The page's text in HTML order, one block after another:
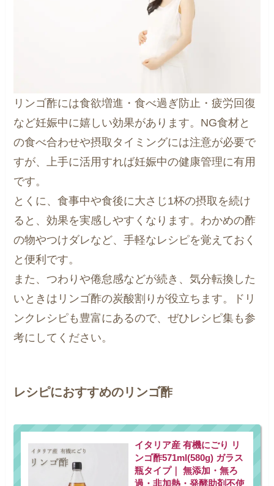
リンゴ酢には食欲増進・食べ過ぎ防止・疲労回復
など妊娠中に嬉しい効果があります。NG食材と
の食べ合わせや摂取タイミングには注意が必要で
すが、上手に活用すれば妊娠中の健康管理に有用
です。
とくに、食事中や食後に大さじ1杯の摂取を続け
ると、効果を実感しやすくなります。わかめの酢
の物やつけダレなど、手軽なレシピを覚えておく
と便利です。
また、つわりや倦怠感などが続き、気分転換した
いときはリンゴ酢の炭酸割りが役立ちます。ドリ
ンクレシピも豊富にあるので、ぜひレシピ集も参
考にしてください。
レシピにおすすめのリンゴ酢
イタリア産 有機にごり リ
ンゴ酢571ml(580g) ガラス
瓶タイプ｜ 無添加・無ろ
過・非加熱・発酵助剤不使